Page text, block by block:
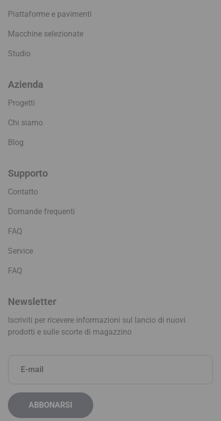
Piattaforme e pavimenti
Macchine selezionate
Studio
Azienda
Progetti
Chi siamo
Blog
Supporto
Contatto
Domande frequenti
FAQ
Service
FAQ
Newsletter
Iscriviti per ricevere informazioni sul lancio di nuovi
prodotti e sulle scorte di magazzino